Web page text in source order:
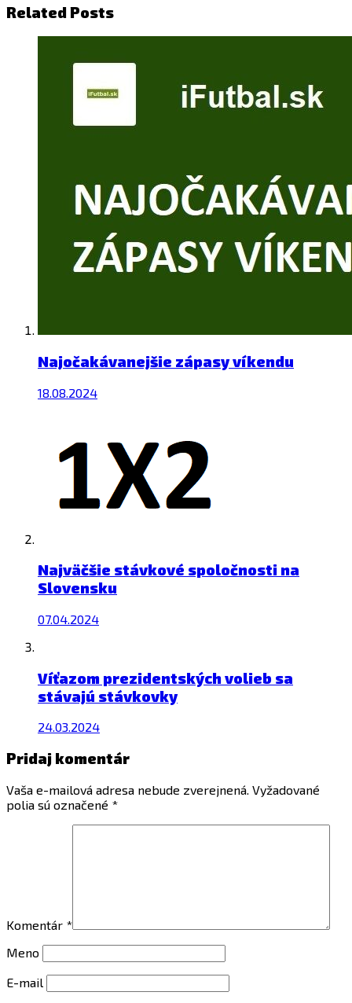
Related Posts
Najočakávanejšie zápasy víkendu
18.08.2024
Najväčšie stávkové spoločnosti na
Slovensku
07.04.2024
Víťazom prezidentských volieb sa
stávajú stávkovky
24.03.2024
Pridaj komentár
Vaša e-mailová adresa nebude zverejnená. Vyžadované
polia sú označené *
Komentár *
Meno
E-mail